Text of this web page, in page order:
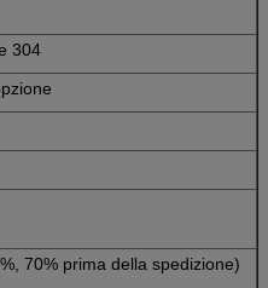
304
70% prima della spedizione)